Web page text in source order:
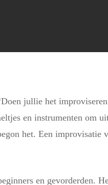
jullie het
en instrumenten om
het. Een improvisatie
en gevorderden.